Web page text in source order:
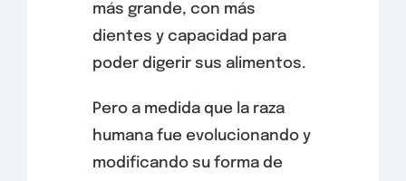
más grande, con más
dientes y capacidad para
poder digerir sus alimentos.
Pero a medida que la raza
humana fue evolucionando y
modificando su forma de